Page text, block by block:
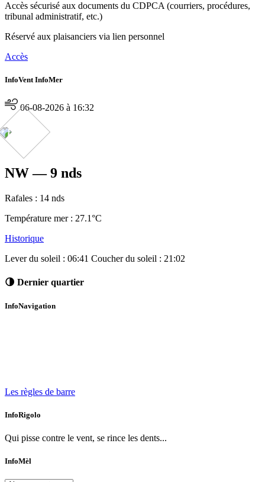
Accès sécurisé aux documents du CDPCA (courriers, procédures,
tribunal administratif, etc.)
Réservé aux plaisanciers via lien personnel
Accès
InfoVent InfoMer
06-08-2026 à 16:32
NW — 9 nds
Rafales : 14 nds
Température mer : 27.1°C
Historique
Lever du soleil : 06:41 Coucher du soleil : 21:02
🌗 Dernier quartier
InfoNavigation
Les règles de barre
InfoRigolo
Qui pisse contre le vent, se rince les dents...
InfoMèl